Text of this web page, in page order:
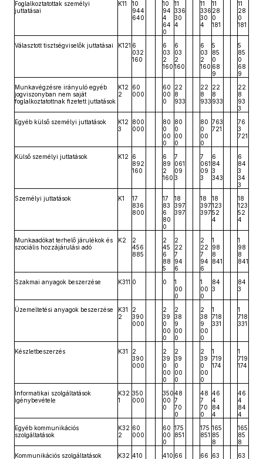
Foglalkoztatottak személyi
juttatásai
K11
10
944
640
10
94
4
64
0
11
336
30
4
11
336
30
4
11
28
0
181
11
28
0
181
Választott tisztségviselők juttatásai K121 6
032
160
6
03
2
160
6
03
2
160
6
03
2
160
5
85
0
68
9
5
85
0
68
9
Munkavégzésre irányuló egyéb
jogviszonyban nem saját
foglalkoztatottnak fizetett juttatások
K12
2
60
000
60
00
0
22
8
933
22
8
933
22
8
933
22
8
93
3
Egyéb külső személyi juttatások
K12
3
800
000
80
0
00
0
80
0
00
0
80
0
00
0
763
721
76
3
721
Külső személyi juttatások K12
6
892
160
6
89
2
160
7
061
09
3
7
061
09
3
6
84
3
343
6
84
3
34
3
Személyi juttatások
K1
17
836
800
17
83
6
80
0
18
397
397
18
397
397
18
123
52
4
18
123
52
4
Munkaadókat terhelő járulékok és
szociális hozzájárulási adó
K2
2
456
885
2
45
6
88
5
2
22
7
94
6
2
22
7
94
6
1
98
8
841
1
98
8
841
Szakmai anyagok beszerzése K311 0 0
1
00
0
1
00
0
84
3
84
3
Üzemeltetési anyagok beszerzése
K31
2
2
390
000
2
39
0
00
0
2
38
9
00
0
2
38
9
00
0
1
718
331
1
718
331
Készletbeszerzés K31
2
390
000
2
39
0
00
0
2
39
0
00
0
2
39
0
00
0
1
719
174
1
719
174
Informatikai szolgáltatások
igénybevétele
K32
1
350
000
350
00
0
48
7
70
0
48
7
70
0
46
4
84
4
46
4
84
4
Egyéb kommunikációs
szolgáltatások
K32
2
60
000
60
00
0
175
851
175
851
165
85
8
165
85
8
Kommunikációs szolgáltatások
K32 410
410 66
66
63
63